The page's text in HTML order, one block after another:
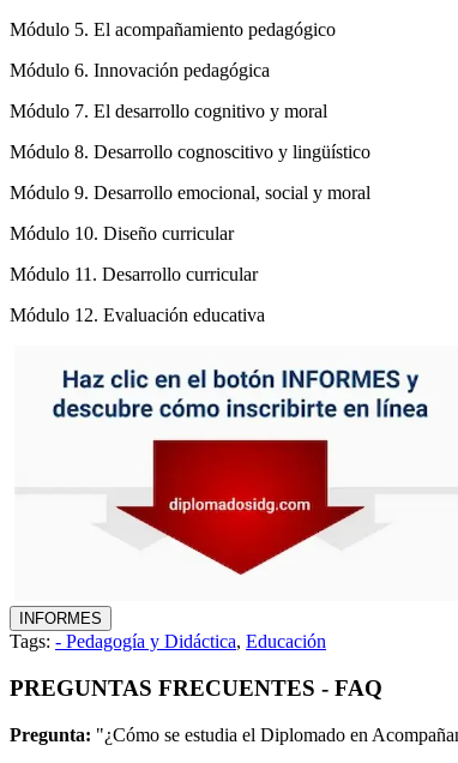
Módulo 5. El acompañamiento pedagógico
Módulo 6. Innovación pedagógica
Módulo 7. El desarrollo cognitivo y moral
Módulo 8. Desarrollo cognoscitivo y lingüístico
Módulo 9. Desarrollo emocional, social y moral
Módulo 10. Diseño curricular
Módulo 11. Desarrollo curricular
Módulo 12. Evaluación educativa
Tags: - Pedagogía y Didáctica, Educación
PREGUNTAS FRECUENTES - FAQ
Pregunta: "¿Cómo se estudia el Diplomado en